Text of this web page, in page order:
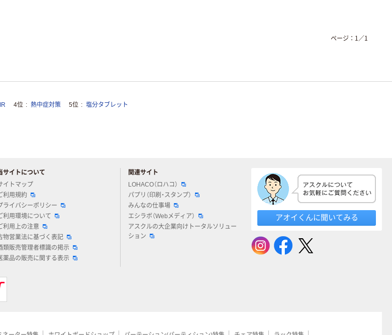
ページ： 1 ／1
4位 熱中症対策 5位 塩分タブレット
サイトについて
イトマップ
利用規約
ライバシーポリシー
利用環境について
利用上の注意
物営業法に基づく表記
類販売管理者標識の掲示
薬品の販売に関する表示
関連サイト
LOHACO（ロハコ）
パプリ（印刷・スタンプ）
みんなの仕事場
エシラボ（Webメディア）
アスクルの大企業向けトータルソリュー
ション
アオイくんに聞いてみる